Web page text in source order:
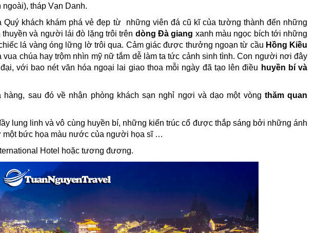
tháp Vạn Danh.
khách khám phá vẻ đẹp từ những viên đá cũ kĩ của tường thành đến những
và người lái đò lặng trôi trên dòng Đà giang xanh màu ngọc bích tới những
lá vàng óng lững lờ trôi qua. Cảm giác được thưởng ngoạn từ cầu Hồng Kiều
chúa hay trộm nhìn mỹ nữ tắm dễ làm ta tức cảnh sinh tình. Con người nơi đây
với bao nét văn hóa ngoại lai giao thoa mỗi ngày đã tạo lên điều huyền bí và
hàng, sau đó về nhận phòng khách sạn nghỉ ngơi và dạo một vòng thăm quan
lung linh và vô cùng huyền bí, những kiến trúc cổ được thắp sáng bởi những ánh
một bức họa màu nước của người họa sĩ …
Hotel hoặc tương đương.